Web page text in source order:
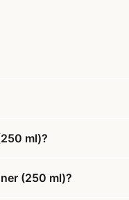
ml)?
(250 ml)?